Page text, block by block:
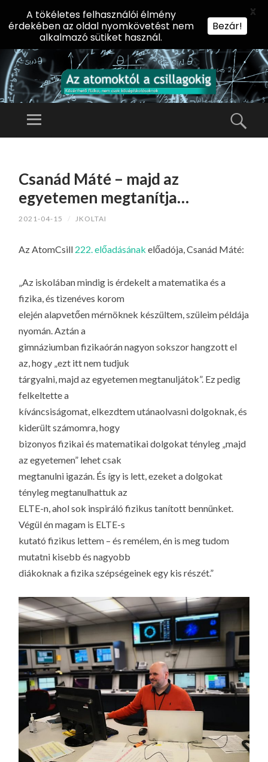
AZ
KT
Ó
CS
LA
O
G
Előadássorozat
Természettudományi
Kar Fizikai
Menü
TARTALOMHOZ
Csanád Máté – majd az
egyetemen megtanítja…
2021-04-15 / JKOLTAI
Az AtomCsill 222. előadásának előadója, Csanád Máté:
„Az iskolában mindig is érdekelt a matematika és a
fizika, és tizenéves korom
elején alapvetően mérnöknek készültem, szüleim példája
nyomán. Aztán a
gimnáziumban fizikaórán nagyon sokszor hangzott el
az, hogy „ezt itt nem tudjuk
tárgyalni, majd az egyetemen megtanuljátok”. Ez pedig
felkeltette a
kíváncsiságomat, elkezdtem utánaolvasni dolgoknak, és
kiderült számomra, hogy
bizonyos fizikai és matematikai dolgokat tényleg „majd
az egyetemen” lehet csak
megtanulni igazán. És így is lett, ezeket a dolgokat
tényleg megtanulhattuk az
ELTE-n, ahol sok inspiráló fizikus tanított bennünket.
Végül én magam is ELTE-s
kutató fizikus lettem – és remélem, én is meg tudom
mutatni kisebb és nagyobb
diákoknak a fizika szépségeinek egy kis részét.”
A tökéletes felhasználói élmény
érdekében az oldal nyomkövetést nem
alkalmazó sütiket használ.
Bezár!
X